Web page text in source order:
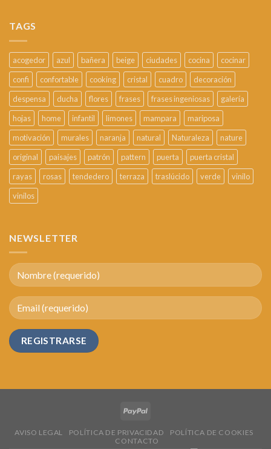
TAGS
acogedor azul bañera beige ciudades cocina
cocinar
confi
confortable cooking cristal cuadro
decoración
despensa
ducha flores frases frases ingeniosas
galería
hojas
home infantil limones mampara
mariposa
motivación
murales naranja natural Naturaleza
nature
original
paisajes patrón pattern puerta
puerta cristal
rayas
rosas tendedero terraza traslúcido verde
vinilo
vinilos
NEWSLETTER
AVISO LEGAL POLÍTICA DE PRIVACIDAD
POLÍTICA DE COOKIES
CONTACTO